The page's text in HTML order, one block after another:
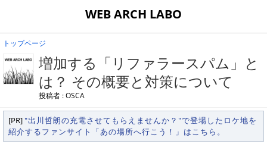
WEB ARCH LABO
トップページ
増加する「リファラースパム」と
は？ その概要と対策について
投稿者 : OSCA
[PR]"出川哲朗の充電させてもらえませんか？"で登場したロケ地を
紹介するファンサイト「あの場所へ行こう！」はこちら。